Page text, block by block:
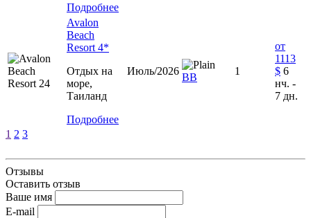
Подробнее
Avalon
Beach
Resort 4*
Отдых на
море,
Таиланд
Подробнее
Июль/2026
ВВ
1
от
1113
$ 6
нч. -
7 дн.
1 2 3
Отзывы
Оставить отзыв
Ваше имя
E-mail